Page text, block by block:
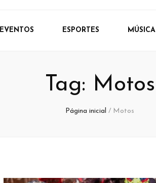
EVENTOS ESPORTES MÚSICA
Tag: Motos
Página inicial / Motos